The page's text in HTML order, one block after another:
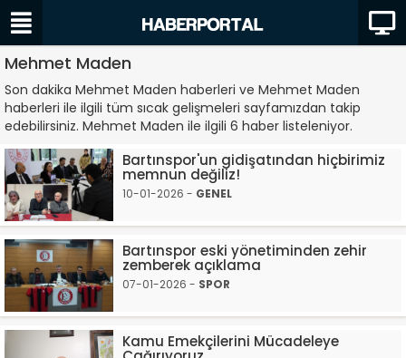
Mehmet Maden
Son dakika Mehmet Maden haberleri ve Mehmet Maden
haberleri ile ilgili tüm sıcak gelişmeleri sayfamızdan takip
edebilirsiniz. Mehmet Maden ile ilgili 6 haber listeleniyor.
Bartınspor'un gidişatından hiçbirimiz
memnun değiliz!
10-01-2026 - GENEL
Bartınspor eski yönetiminden zehir
zemberek açıklama
07-01-2026 - SPOR
Kamu Emekçilerini Mücadeleye